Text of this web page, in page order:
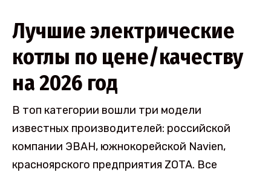
Лучшие электрические
котлы по цене/качеству
на 2026 год
В топ категории вошли три модели
известных производителей: российской
компании ЭВАН, южнокорейской Navien,
красноярского предприятия ZOTA. Все